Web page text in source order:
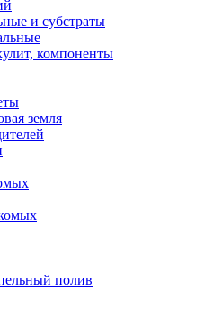
и субстраты
компоненты
земля
полив